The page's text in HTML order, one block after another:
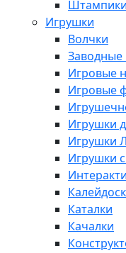
Штампики
Игрушки
Волчки
Заводные
Игровые
Игровые
Игрушки
Игрушки
Игрушки
Каталки
Качалки